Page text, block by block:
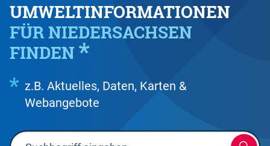
UMWELTINFORMATIONEN
FÜR NIEDERSACHSEN
FINDEN
z.B. Aktuelles, Daten, Karten &
Webangebote